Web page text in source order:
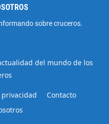
sobre cruceros.
del mundo de los
Contacto